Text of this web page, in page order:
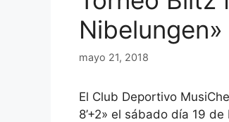
mayo 21, 2018
El Club Deportivo
8’+2» el sábado día 19